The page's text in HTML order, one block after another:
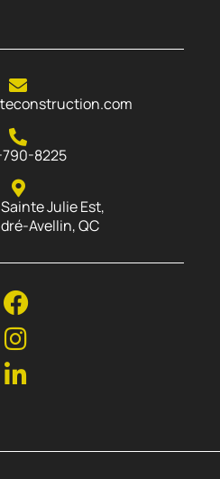
790-8225
Julie Est,
Avellin, QC